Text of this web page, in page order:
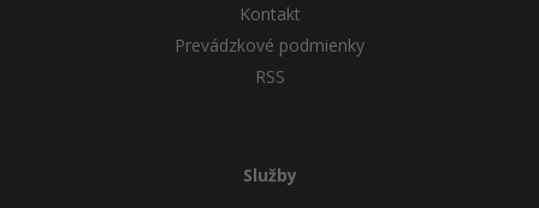
Kontakt
Prevádzkové podmienky
RSS
Služby